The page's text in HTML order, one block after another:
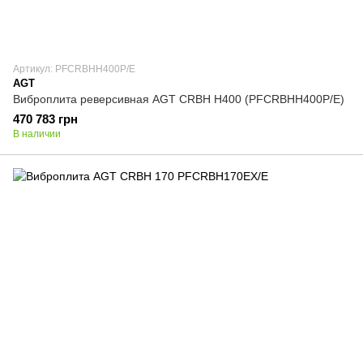
Артикул: PFCRBHH400P/E
AGT
Виброплита реверсивная AGT CRBH H400 (PFCRBHH400P/E)
470 783 грн
В наличии